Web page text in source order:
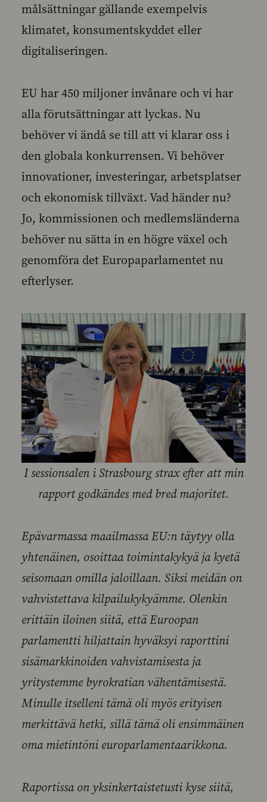
målsättningar gällande exempelvis
klimatet, konsumentskyddet eller
digitaliseringen.
EU har 450 miljoner invånare och vi har
alla förutsättningar att lyckas. Nu
behöver vi ändå se till att vi klarar oss i
den globala konkurrensen. Vi behöver
innovationer, investeringar, arbetsplatser
och ekonomisk tillväxt. Vad händer nu?
Jo, kommissionen och medlemsländerna
behöver nu sätta in en högre växel och
genomföra det Europaparlamentet nu
efterlyser.
I sessionsalen i Strasbourg strax efter att min
rapport godkändes med bred majoritet.
Epävarmassa maailmassa EU:n täytyy olla
yhtenäinen, osoittaa toimintakykyä ja kyetä
seisomaan omilla jaloillaan. Siksi meidän on
vahvistettava kilpailukykyämme. Olenkin
erittäin iloinen siitä, että Euroopan
parlamentti hiljattain hyväksyi raporttini
sisämarkkinoiden vahvistamisesta ja
yritystemme byrokratian vähentämisestä.
Minulle itselleni tämä oli myös erityisen
merkittävä hetki, sillä tämä oli ensimmäinen
oma mietintöni europarlamentaarikkona.
Raportissa on yksinkertaistetusti kyse siitä,